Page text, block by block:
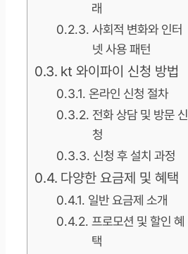
래
사회적 변화와 인터
넷 사용 패턴
kt 와이파이 신청 방법
온라인 신청 절차
전화 상담 및 방문 신
청
신청 후 설치 과정
다양한 요금제 및 혜택
일반 요금제 소개
프로모션 및 할인 혜
택